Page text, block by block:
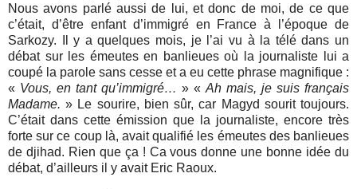
Nous avons parlé aussi de lui, et donc de moi, de ce que
c’était, d’être enfant d’immigré en France à l’époque de
Sarkozy. Il y a quelques mois, je l’ai vu à la télé dans un
débat sur les émeutes en banlieues où la journaliste lui a
coupé la parole sans cesse et a eu cette phrase magnifique :
« Vous, en tant qu’immigré… » « Ah mais, je suis français
Madame.» Le sourire, bien sûr, car Magyd sourit toujours.
C’était dans cette émission que la journaliste, encore très
forte sur ce coup là, avait qualifié les émeutes des banlieues
de djihad. Rien que ça ! Ca vous donne une bonne idée du
débat, d’ailleurs il y avait Eric Raoux.